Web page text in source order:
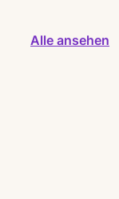
Alle ansehen